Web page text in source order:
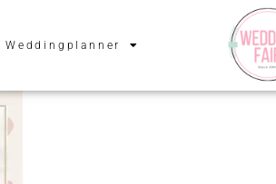
Weddingplanner